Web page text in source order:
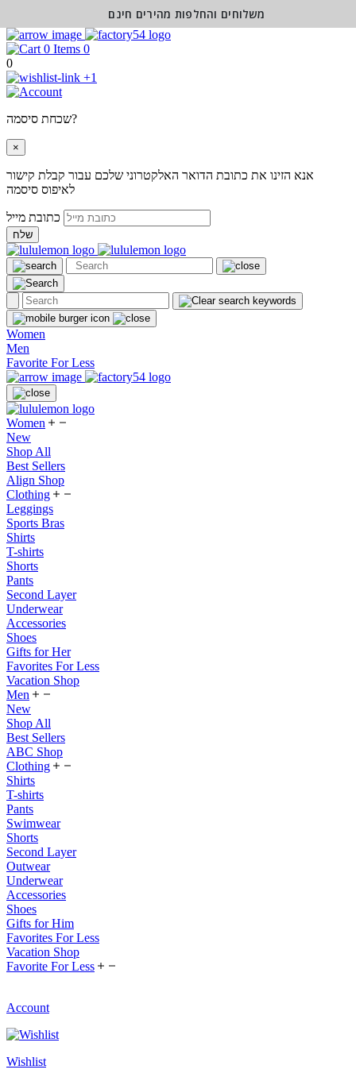
0
0
+1
שכחת סיסמה?
×
אנא הזינו את כתובת הדואר האלקטרוני שלכם עבור קבלת קישור
לאיפוס סיסמה
שלח
Women
Men
Favorite For Less
Women
New
Shop All
Best Sellers
Align Shop
Clothing
Leggings
Sports Bras
Shirts
T-shirts
Shorts
Pants
Second Layer
Underwear
Accessories
Shoes
Gifts for Her
Favorites For Less
Vacation Shop
Men
New
Shop All
Best Sellers
ABC Shop
Clothing
Shirts
T-shirts
Pants
Swimwear
Shorts
Second Layer
Outwear
Underwear
Accessories
Shoes
Gifts for Him
Favorites For Less
Vacation Shop
Favorite For Less
Account
Wishlist
משלוחים והחלפות מהירים חינם